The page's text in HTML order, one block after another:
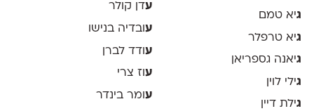
גיא טמם
גיא טרפלר
גיאנה גספריאן
גילי לוין
גילת דיין
עדן קולר
ע ובדיה בנישו
עודד לברן
ע וז צרי
ע ומר בינדר